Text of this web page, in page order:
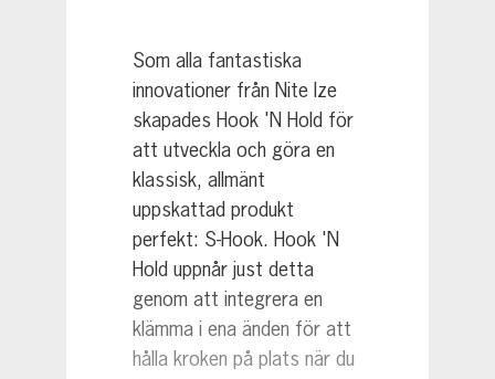
Som alla fantastiska
innovationer från Nite Ize
skapades Hook 'N Hold för
att utveckla och göra en
klassisk, allmänt
uppskattad produkt
perfekt: S-Hook. Hook 'N
Hold uppnår just detta
genom att integrera en
klämma i ena änden för att
hålla kroken på plats när du